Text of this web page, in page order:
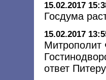
15.02.2017
Госдума
15.02.2017
Митрополит
ответ